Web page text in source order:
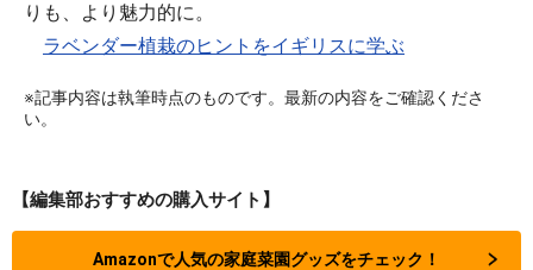
りも、より魅力的に。
ラベンダー植栽のヒントをイギリスに学ぶ
※記事内容は執筆時点のものです。最新の内容をご確認くださ
い。
【編集部おすすめの購入サイト】
Amazonで人気の家庭菜園グッズをチェック！